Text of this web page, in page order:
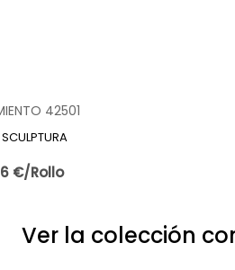
42501
SCULPTURA
€/Rollo
Ver la colección